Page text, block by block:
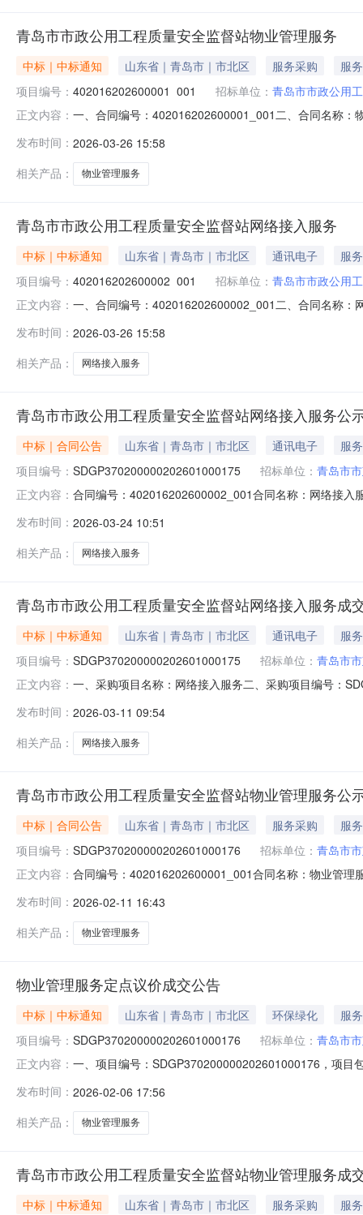
青岛市市政公用工程质量安全监督站物业管理服务
中标｜中标通知 山东省｜青岛市｜市北区 服务采购
服务
项目编号： 402016202600001_001 招标单位： 青岛市市政公用
正文内容： 一、合同编号：402016202600001_001二、合同名称：
86669609供应商（乙方）：青岛食佳食美餐饮管理有限
当邀请服务
发布时间： 2026-03-26 15:58
相关产品：
物业管理服务
青岛市市政公用工程质量安全监督站网络接入服务
中标｜中标通知 山东省｜青岛市｜市北区 通讯电子
服务
项目编号： 402016202600002_001 招标单位： 青岛市市政公用
正文内容： 一、合同编号：402016202600002_001二、合同名称：
86669609供应商（乙方）：中国联合网络通信有限公司
（应当邀请
发布时间： 2026-03-26 15:58
相关产品：
网络接入服务
青岛市市政公用工程质量安全监督站网络接入服务公
中标｜合同公告 山东省｜青岛市｜市北区 通讯电子
服务
项目编号： SDGP370200000202601000175 招标单位： 青岛市
正文内容： 合同编号：402016202600002_001合同名称：网络接
18663947165合同签订日期：2026-03-23合同金额：
发布时间： 2026-03-24 10:51
相关产品：
网络接入服务
青岛市市政公用工程质量安全监督站网络接入服务成
中标｜中标通知 山东省｜青岛市｜市北区 通讯电子
服务
项目编号： SDGP370200000202601000175 招标单位： 青岛市
正文内容： 一、采购项目名称：网络接入服务二、采购项目编号：
131176.00七、采购小组成员：八、项目联系人信息：潘
发布时间： 2026-03-11 09:54
相关产品：
网络接入服务
青岛市市政公用工程质量安全监督站物业管理服务公
中标｜合同公告 山东省｜青岛市｜市北区 服务采购
服务
项目编号： SDGP370200000202601000176 招标单位： 青岛市
正文内容： 合同编号：402016202600001_001合同名称：物业管
13455200990合同签订日期：2026-02-11合同金额：
发布时间： 2026-02-11 16:43
相关产品：
物业管理服务
物业管理服务定点议价成交公告
中标｜中标通知 山东省｜青岛市｜市北区 环保绿化
服务
项目编号： SDGP370200000202601000176 招标单位： 青岛市
正文内容： 一、项目编号：SDGP370200000202601000176，项目
名称技术指标数量计量单位供应商报价(元)是否中标其他
发布时间： 2026-02-06 17:56
相关产品：
物业管理服务
青岛市市政公用工程质量安全监督站物业管理服务成
中标｜中标通知 山东省｜青岛市｜市北区 服务采购
服务